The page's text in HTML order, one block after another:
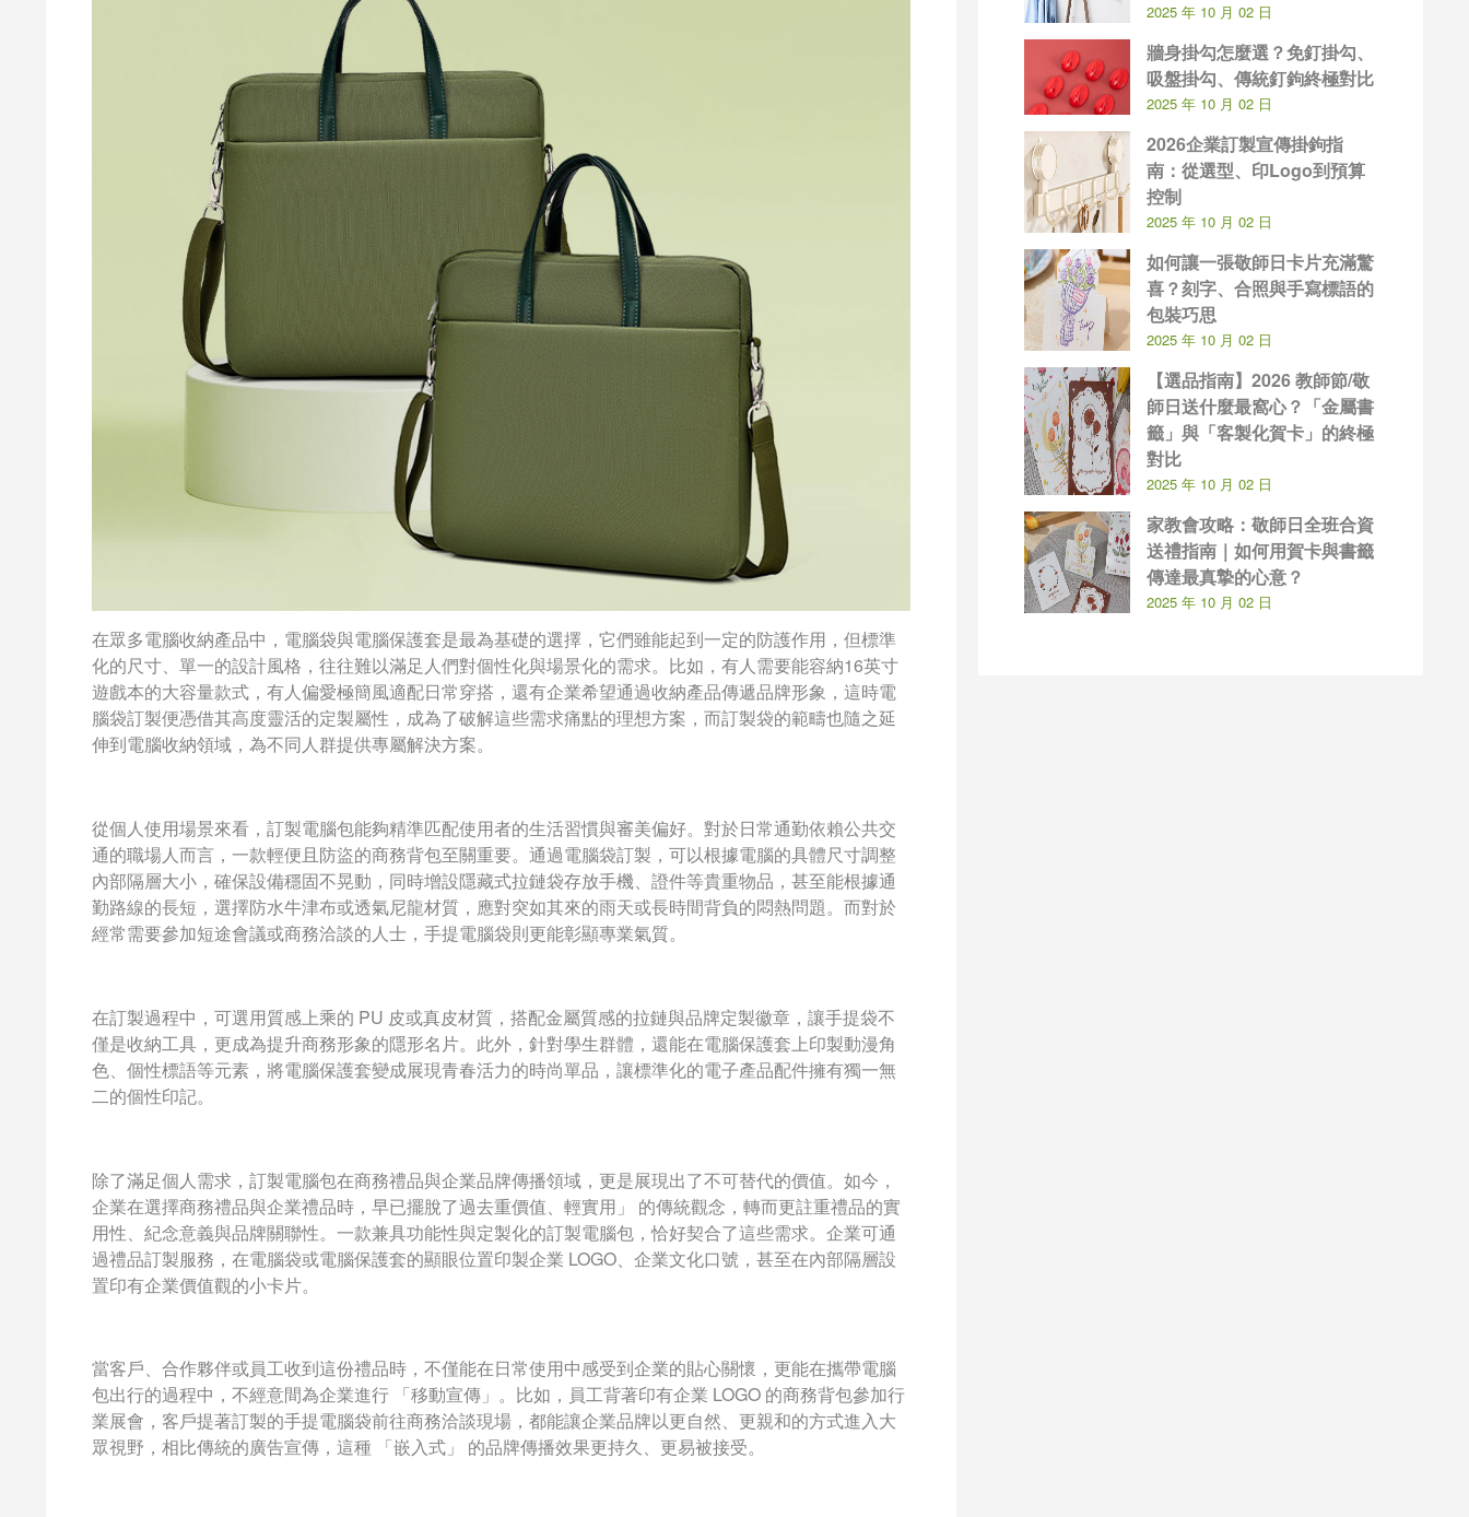
在眾多電腦收納產品中，電腦袋與電腦保護套是最為基礎的選擇，它們雖能起到一定的防護作用，但標準
化的尺寸、單一的設計風格，往往難以滿足人們對個性化與場景化的需求。比如，有人需要能容納16英寸
遊戲本的大容量款式，有人偏愛極簡風適配日常穿搭，還有企業希望通過收納產品傳遞品牌形象，這時電
腦袋訂製便憑借其高度靈活的定製屬性，成為了破解這些需求痛點的理想方案，而訂製袋的範疇也隨之延
伸到電腦收納領域，為不同人群提供專屬解決方案。
從個人使用場景來看，訂製電腦包能夠精準匹配使用者的生活習慣與審美偏好。對於日常通勤依賴公共交
通的職場人而言，一款輕便且防盜的商務背包至關重要。通過電腦袋訂製，可以根據電腦的具體尺寸調整
內部隔層大小，確保設備穩固不晃動，同時增設隱藏式拉鏈袋存放手機、證件等貴重物品，甚至能根據通
勤路線的長短，選擇防水牛津布或透氣尼龍材質，應對突如其來的雨天或長時間背負的悶熱問題。而對於
經常需要參加短途會議或商務洽談的人士，手提電腦袋則更能彰顯專業氣質。
在訂製過程中，可選用質感上乘的 PU 皮或真皮材質，搭配金屬質感的拉鏈與品牌定製徽章，讓手提袋不
僅是收納工具，更成為提升商務形象的隱形名片。此外，針對學生群體，還能在電腦保護套上印製動漫角
色、個性標語等元素，將電腦保護套變成展現青春活力的時尚單品，讓標準化的電子產品配件擁有獨一無
二的個性印記。
除了滿足個人需求，訂製電腦包在商務禮品與企業品牌傳播領域，更是展現出了不可替代的價值。如今，
企業在選擇商務禮品與企業禮品時，早已擺脫了過去重價值、輕實用」 的傳統觀念，轉而更註重禮品的實
用性、紀念意義與品牌關聯性。一款兼具功能性與定製化的訂製電腦包，恰好契合了這些需求。企業可通
過禮品訂製服務，在電腦袋或電腦保護套的顯眼位置印製企業 LOGO、企業文化口號，甚至在內部隔層設
置印有企業價值觀的小卡片。
當客戶、合作夥伴或員工收到這份禮品時，不僅能在日常使用中感受到企業的貼心關懷，更能在攜帶電腦
包出行的過程中，不經意間為企業進行 「移動宣傳」。比如，員工背著印有企業 LOGO 的商務背包參加行
業展會，客戶提著訂製的手提電腦袋前往商務洽談現場，都能讓企業品牌以更自然、更親和的方式進入大
眾視野，相比傳統的廣告宣傳，這種 「嵌入式」 的品牌傳播效果更持久、更易被接受。
2025 年 10 月 02 日
牆身掛勾怎麼選？免釘掛勾、
吸盤掛勾、傳統釘鉤終極對比
2025 年 10 月 02 日
2026企業訂製宣傳掛鉤指
南：從選型、印Logo到預算
控制
2025 年 10 月 02 日
如何讓一張敬師日卡片充滿驚
喜？刻字、合照與手寫標語的
包裝巧思
2025 年 10 月 02 日
【選品指南】2026 教師節/敬
師日送什麼最窩心？「金屬書
籤」與「客製化賀卡」的終極
對比
2025 年 10 月 02 日
家教會攻略：敬師日全班合資
送禮指南｜如何用賀卡與書籤
傳達最真摯的心意？
2025 年 10 月 02 日